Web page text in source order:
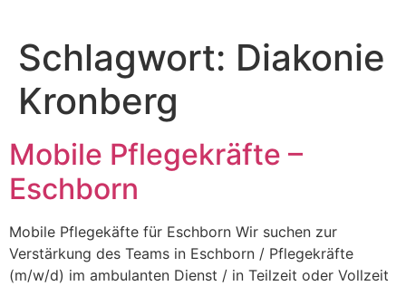
Schlagwort: Diakonie
Kronberg
Mobile Pflegekräfte –
Eschborn
Mobile Pflegekäfte für Eschborn Wir suchen zur
Verstärkung des Teams in Eschborn / Pflegekräfte
(m/w/d) im ambulanten Dienst / in Teilzeit oder Vollzeit